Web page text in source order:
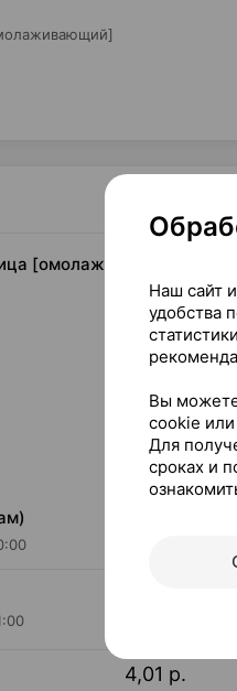
[омолаживающий], 40 мл
3,91 р.
4,01 р.
Наш сайт
удобства
Вы
cookie или
Для
сроках и